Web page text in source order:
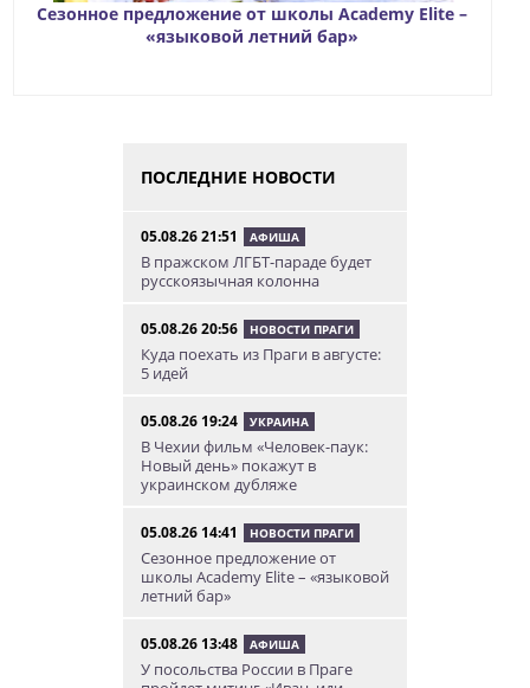
Сезонное предложение от школы Academy Elite –
«языковой летний бар»
ПОСЛЕДНИЕ НОВОСТИ
05.08.26 21:51 АФИША
В пражском ЛГБТ-параде будет
русскоязычная колонна
05.08.26 20:56 НОВОСТИ ПРАГИ
Куда поехать из Праги в августе:
5 идей
05.08.26 19:24 УКРАИНА
В Чехии фильм «Человек-паук:
Новый день» покажут в
украинском дубляже
05.08.26 14:41 НОВОСТИ ПРАГИ
Сезонное предложение от
школы Academy Elite – «языковой
летний бар»
05.08.26 13:48 АФИША
У посольства России в Праге